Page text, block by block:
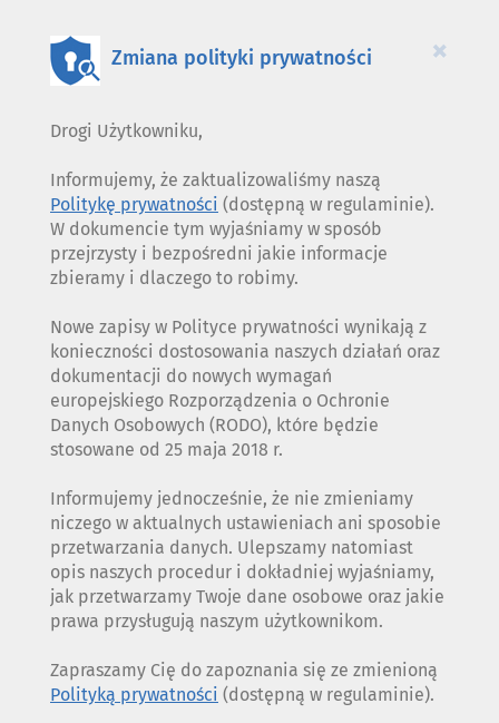
×
Zmiana polityki prywatności
Drogi Użytkowniku,
Informujemy, że zaktualizowaliśmy naszą
Politykę prywatności (dostępną w regulaminie).
W dokumencie tym wyjaśniamy w sposób
przejrzysty i bezpośredni jakie informacje
zbieramy i dlaczego to robimy.
Nowe zapisy w Polityce prywatności wynikają z
konieczności dostosowania naszych działań oraz
dokumentacji do nowych wymagań
europejskiego Rozporządzenia o Ochronie
Danych Osobowych (RODO), które będzie
stosowane od 25 maja 2018 r.
Informujemy jednocześnie, że nie zmieniamy
niczego w aktualnych ustawieniach ani sposobie
przetwarzania danych. Ulepszamy natomiast
opis naszych procedur i dokładniej wyjaśniamy,
jak przetwarzamy Twoje dane osobowe oraz jakie
prawa przysługują naszym użytkownikom.
Zapraszamy Cię do zapoznania się ze zmienioną
Polityką prywatności (dostępną w regulaminie).